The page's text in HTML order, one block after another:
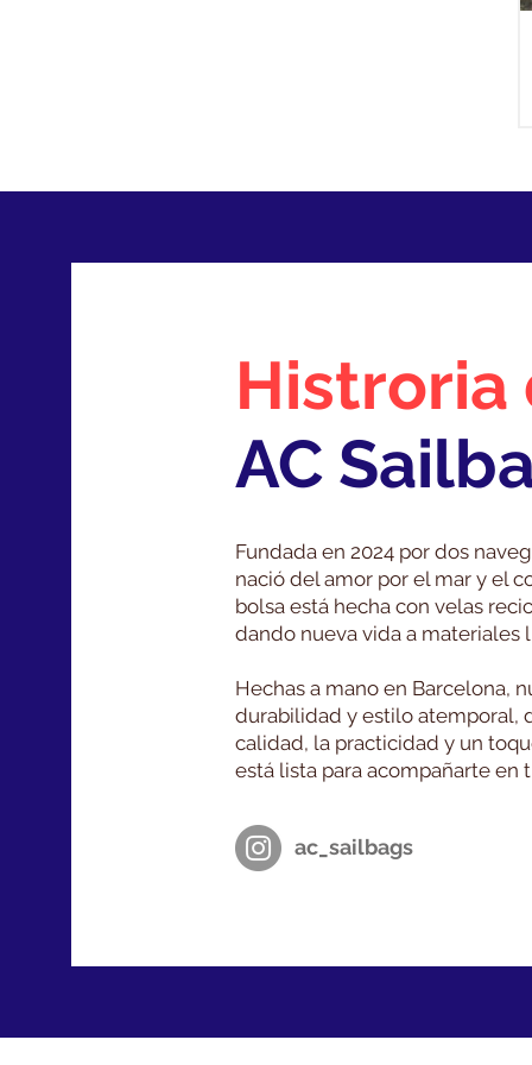
Histroria
AC
Fundada en 2024 por dos
nació del amor por el mar y el
bolsa está hecha con velas
dando nueva vida a materiales
Hechas a mano en Barcelona,
durabilidad y estilo atemporal,
calidad, la practicidad y un
está lista para acompañarte en
ac_sailbags